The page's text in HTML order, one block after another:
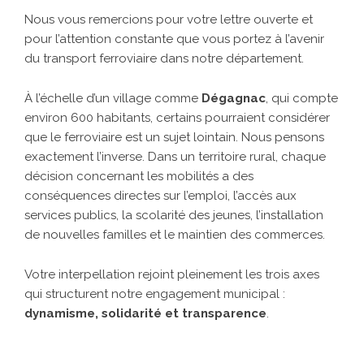
Nous vous remercions pour votre lettre ouverte et
pour l’attention constante que vous portez à l’avenir
du transport ferroviaire dans notre département.
À l’échelle d’un village comme Dégagnac, qui compte
environ 600 habitants, certains pourraient considérer
que le ferroviaire est un sujet lointain. Nous pensons
exactement l’inverse. Dans un territoire rural, chaque
décision concernant les mobilités a des
conséquences directes sur l’emploi, l’accès aux
services publics, la scolarité des jeunes, l’installation
de nouvelles familles et le maintien des commerces.
Votre interpellation rejoint pleinement les trois axes
qui structurent notre engagement municipal :
dynamisme, solidarité et transparence.